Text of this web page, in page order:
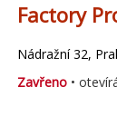
Factory
Nádražní 32,
Zavřeno •